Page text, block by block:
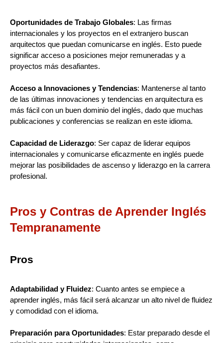
Oportunidades de Trabajo Globales: Las firmas
internacionales y los proyectos en el extranjero buscan
arquitectos que puedan comunicarse en inglés. Esto puede
significar acceso a posiciones mejor remuneradas y a
proyectos más desafiantes.
Acceso a Innovaciones y Tendencias: Mantenerse al tanto
de las últimas innovaciones y tendencias en arquitectura es
más fácil con un buen dominio del inglés, dado que muchas
publicaciones y conferencias se realizan en este idioma.
Capacidad de Liderazgo: Ser capaz de liderar equipos
internacionales y comunicarse eficazmente en inglés puede
mejorar las posibilidades de ascenso y liderazgo en la carrera
profesional.
Pros y Contras de Aprender Inglés
Tempranamente
Pros
Adaptabilidad y Fluidez: Cuanto antes se empiece a
aprender inglés, más fácil será alcanzar un alto nivel de fluidez
y comodidad con el idioma.
Preparación para Oportunidades: Estar preparado desde el